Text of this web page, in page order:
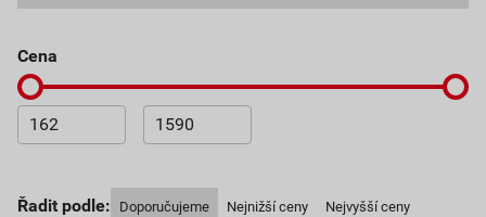
cena
Řadit podle: Doporučujeme Nejnižší ceny Nejvyšší ceny